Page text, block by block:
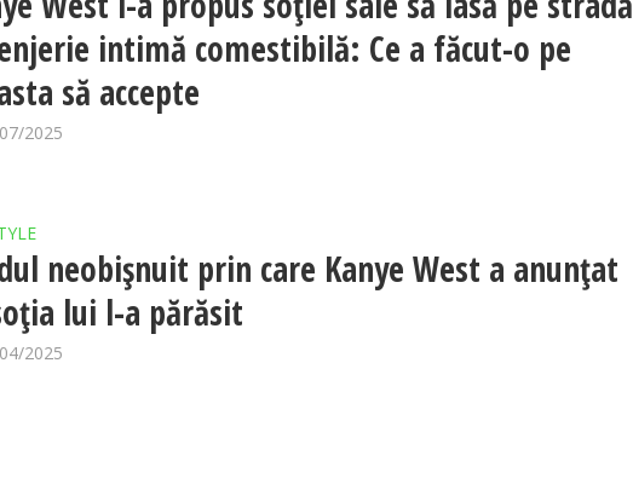
intimă comestibilă: Ce a făcut-o pe
să accepte
2025
neobișnuit prin care Kanye West a anunțat
lui l-a părăsit
2025